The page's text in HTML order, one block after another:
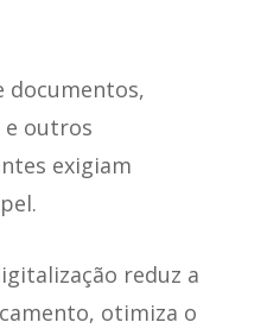
documentos,
e outros
exigiam
reduz a
otimiza o